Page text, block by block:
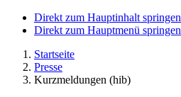
Direkt zum Hauptinhalt springen
Direkt zum Hauptmenü springen
Startseite
Presse
Kurzmeldungen (hib)